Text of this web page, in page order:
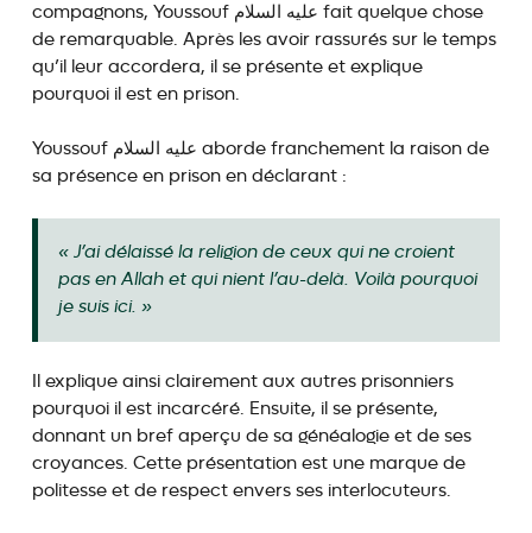
compagnons, Youssouf عليه السلام fait quelque chose
de remarquable. Après les avoir rassurés sur le temps
qu’il leur accordera, il se présente et explique
pourquoi il est en prison.
Youssouf عليه السلام aborde franchement la raison de
sa présence en prison en déclarant :
« J’ai délaissé la religion de ceux qui ne croient
pas en Allah et qui nient l’au-delà. Voilà pourquoi
je suis ici. »
Il explique ainsi clairement aux autres prisonniers
pourquoi il est incarcéré. Ensuite, il se présente,
donnant un bref aperçu de sa généalogie et de ses
croyances. Cette présentation est une marque de
politesse et de respect envers ses interlocuteurs.